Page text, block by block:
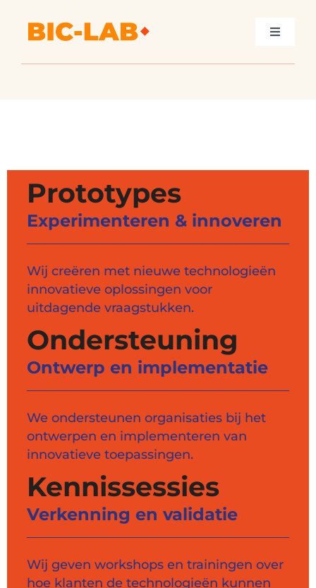
Toggle
HOME
Prototypes
Experimenteren & innoveren
Wij creëren met nieuwe technologieën
innovatieve oplossingen voor
uitdagende vraagstukken.
Ondersteuning
Ontwerp en implementatie
We ondersteunen organisaties bij het
ontwerpen en implementeren van
innovatieve toepassingen.
Kennissessies
Verkenning en validatie
Wij geven workshops en trainingen over
hoe klanten de technologieën kunnen